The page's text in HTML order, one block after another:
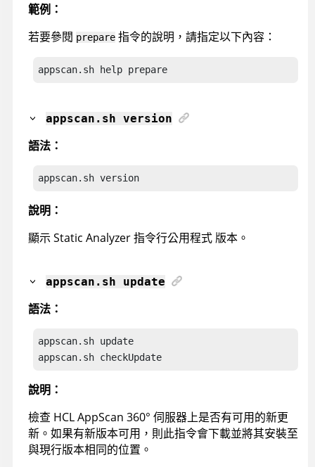
範例：
若要參閱 prepare 指令的說明，請指定以下內容：
appscan.sh help prepare
appscan .sh version
語法：
appscan.sh version
說明：
顯示Static Analyzer 指令行公用程式 版本。
appscan .sh update
語法：
appscan
appscan.sh checkUpdate
說明：
檢查 HCL AppScan 360° 伺服器上是否有可用的新更
新。如果有新版本可用，則此指令會下載並將其安裝至
與現行版本相同的位置。